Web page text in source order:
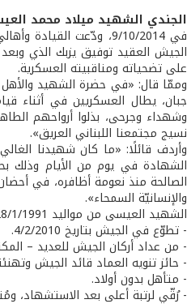
الجندي الشهيد ميلاد محمد
في 9/10/2014، ودّعت
الجيش العقيد توفيق يزبك الذي
على تضحياته ومناقبيته العسكرية.
وممّا قال: «في حضرة الشهيد والأهل
جبان، يطال العسكريين في أثناء
وشهداء وجرحى، بذلوا أرواحهم
نسيج مجتمعنا اللبناني العريق».
وأردف قائلًا: «ما كان شهيدنا
الشهادة في يوم من الأيام وذلك
الصالحة منذ نعومة أظافره، في
والإنسانيّة السمحاء».
الشهيد العيسى من مواليد 28/1/1991 في عيّات، قضاء عكار، محافظة الشمال.
- تطوّع في الجيش بتاريخ 4/2/2010.
- من عداد أركان الجيش للعديد –
- حائز تنويه العماد قائد الجيش
- متأهل بدون أولاد.
- رُقّي لرتبة أعلى بعد الاستشهاد،